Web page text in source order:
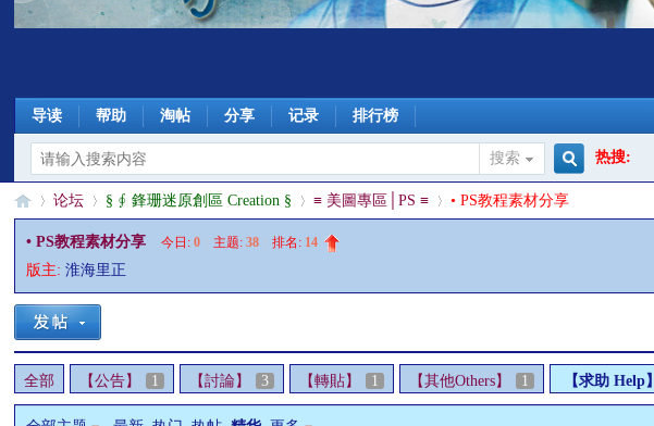
导读 帮助 淘帖 分享 记录 排行榜
搜索
搜
热搜:
§ »
论坛
›
§ ∮ 鋒珊迷原創區 Creation §
›
≡ 美圖專區│PS ≡
›
• PS教程素材分享
• PS教程素材分享 今日:0 主题:38 排名: 14
版主:淮海里正
全部 【公告】 1 【討論】 3 【轉貼】 1 【其他Others】 1 【求助 Help】